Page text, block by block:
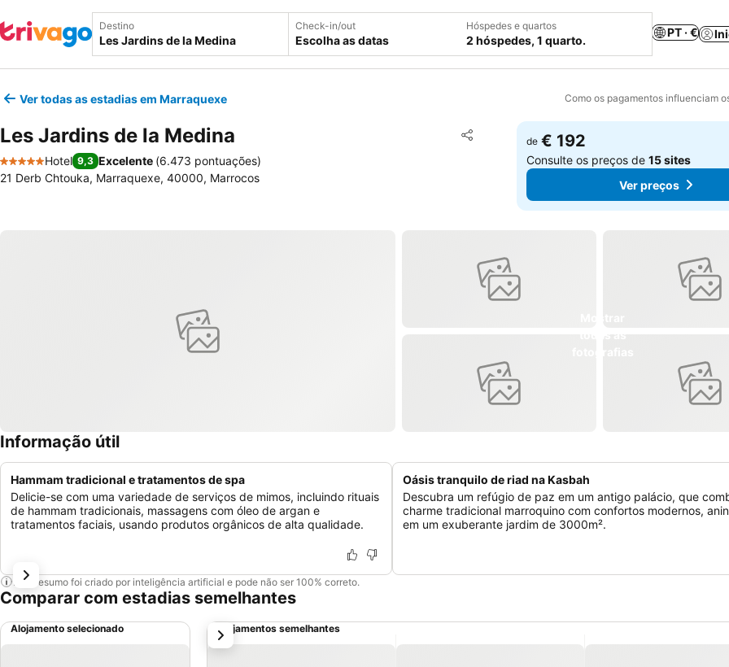
Destino Check-in/out
Escolha as datas
Hóspedes e quartos
2 hóspedes, 1 quarto.
PT · €
Ver todas as estadias em Marraquexe Como os pagamentos influenciam
Les Jardins de la Medina Partilhar
Adicionar aos favoritos
5 Estrelas
Hotel 9,3 Excelente (6.473 pontuações)
21 Derb Chtouka, Marraquexe, 40000, Marrocos
de € 192
Consulte os preços de15 sites
Ver preços
Informação útil
Hammam tradicional e tratamentos de spa
Delicie-se com uma variedade de serviços de mimos, incluindo rituais
de hammam tradicionais, massagens com óleo de argan e
tratamentos faciais, usando produtos orgânicos de alta qualidade.
Oásis tranquilo de riad na Kasbah
Descubra um refúgio de paz em um antigo palácio, que
charme tradicional marroquino com confortos modernos,
em um exuberante jardim de 3000m².
Este resumo foi criado por inteligência artificial e pode não ser 100% correto.
Comparar com estadias semelhantes
Alojamento selecionado Alojamentos semelhantes
próximo